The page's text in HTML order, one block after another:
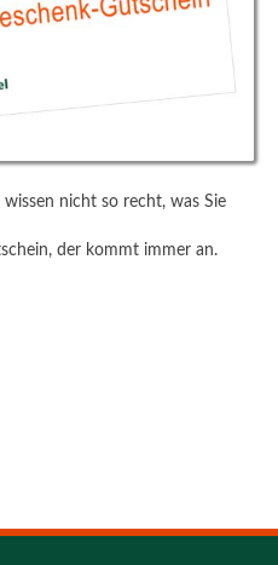
nicht so recht, was Sie
der kommt immer an.